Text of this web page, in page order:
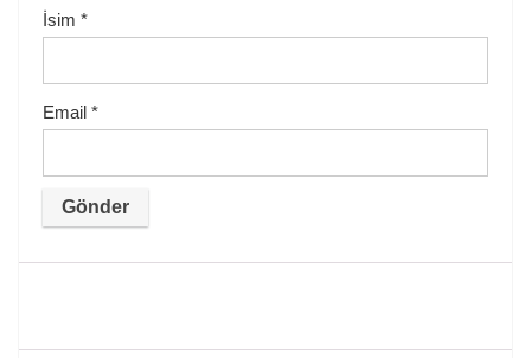
İsim *
Email *